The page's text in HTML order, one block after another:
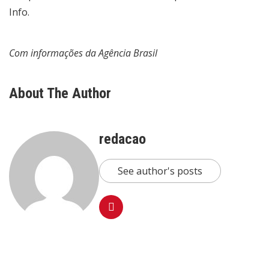
Info.
Com informações da Agência Brasil
About The Author
redacao
See author's posts